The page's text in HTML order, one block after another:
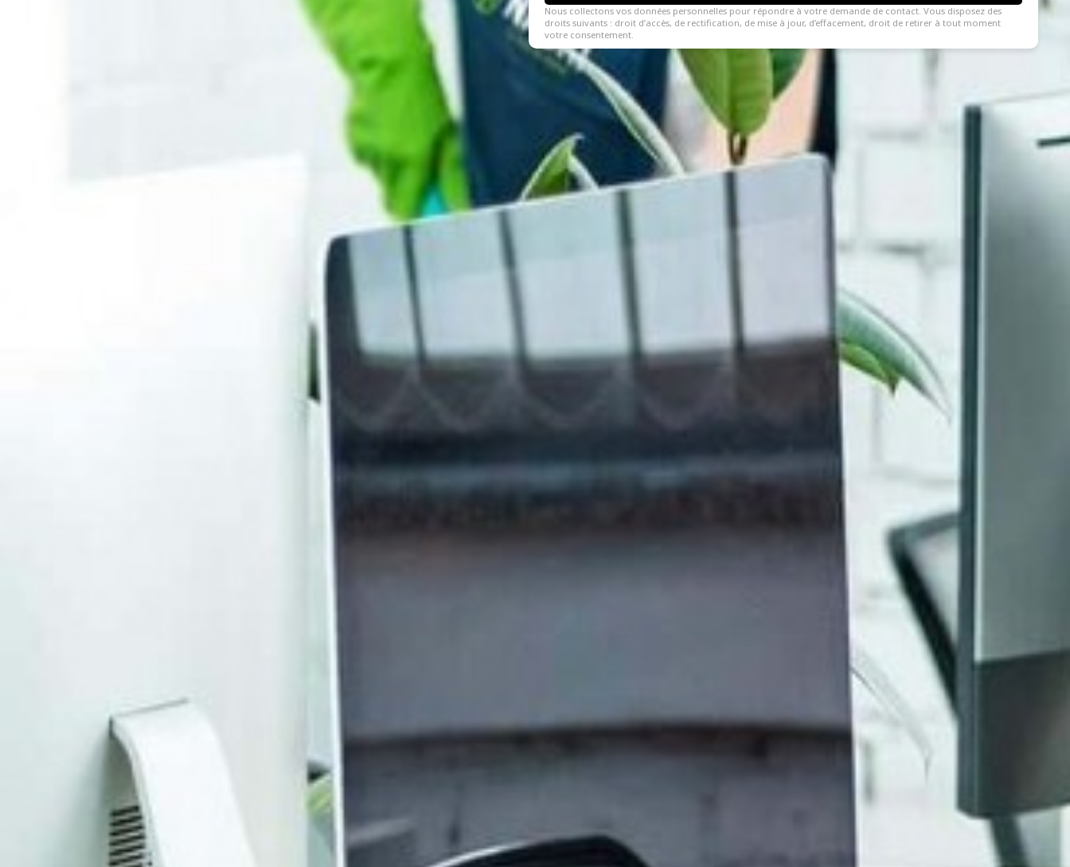
Nous collectons vos données personnelles pour répondre à votre demande de contact. Vous disposez des
droits suivants : droit d’accès, de rectification, de mise à jour, d’effacement, droit de retirer à tout moment
votre consentement.